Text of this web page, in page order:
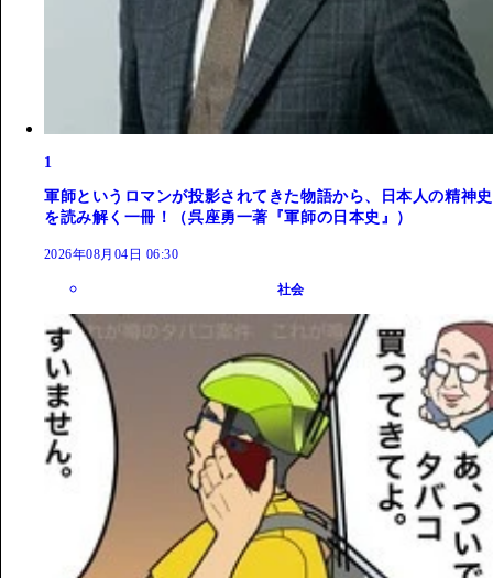
1
軍師というロマンが投影されてきた物語から、日本人の精神史
を読み解く一冊！（呉座勇一著『軍師の日本史』）
2026年08月04日 06:30
社会